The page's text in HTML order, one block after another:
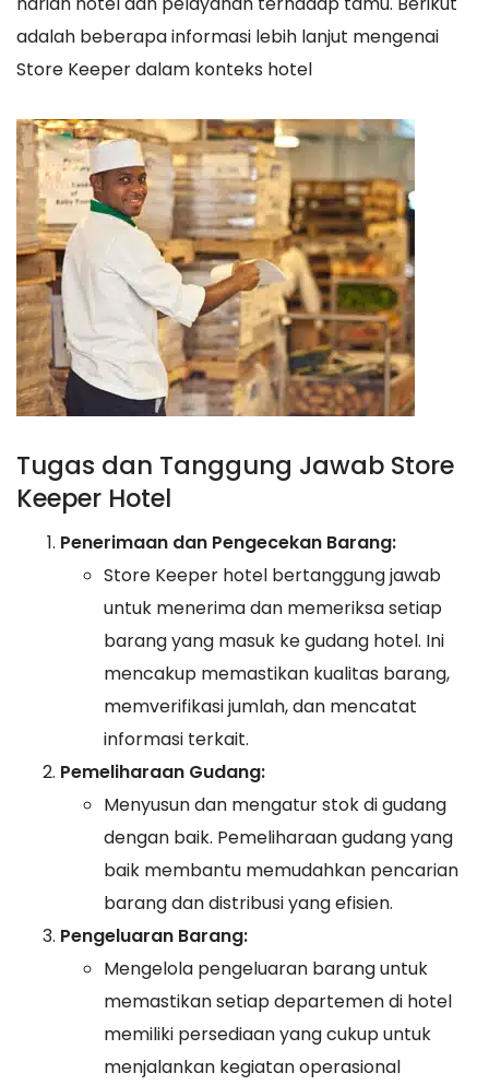
adalah beberapa informasi lebih lanjut mengenai
Store Keeper dalam konteks hotel
Tugas dan Tanggung Jawab Store
Keeper Hotel
Penerimaan dan Pengecekan Barang:
Store Keeper hotel bertanggung jawab
untuk menerima dan memeriksa setiap
barang yang masuk ke gudang hotel. Ini
mencakup memastikan kualitas barang,
memverifikasi jumlah, dan mencatat
informasi terkait.
Pemeliharaan Gudang:
Menyusun dan mengatur stok di gudang
dengan baik. Pemeliharaan gudang yang
baik membantu memudahkan pencarian
barang dan distribusi yang efisien.
Pengeluaran Barang:
Mengelola pengeluaran barang untuk
memastikan setiap departemen di hotel
memiliki persediaan yang cukup untuk
menjalankan kegiatan operasional